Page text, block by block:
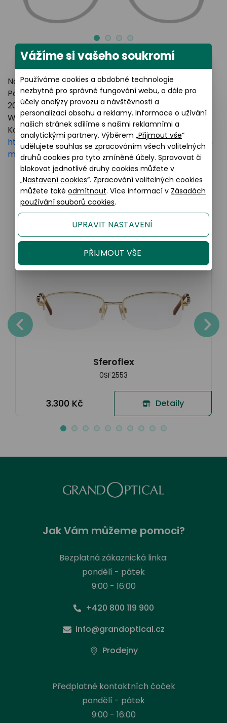
Název výrobce: LUXOTTICA GROUP
Poštovní adresa: Piazzale Luigi Cadorna 3 Milano,
20123 Italy
Webové stránky:https://www.essilorluxottica.com
Kontakt:
https://www.essilorluxottica.com/en/brands/custo
mer-care
Podobné produkty
Sleva 20% na kompletní brýle
Sferoflex
0SF2553
3.300 Kč Detaily
Jak Vám můžeme pomoci?
Bezplatná zákaznická linka:
pondělí - pátek
9:00 - 16:00
+420 800 119 900
info@grandoptical.cz
Prodejny
Předplatné kontaktních čoček
pondělí - pátek
9:00 - 16:00
Vážíme si vašeho soukromí
Používáme cookies a obdobné technologie
nezbytné pro správné fungování webu, a dále pro
účely analýzy provozu a návštěvnosti a
personalizaci obsahu a reklamy. Informace o užívání
našich stránek sdílíme s našimi reklamními a
analytickými partnery. Výběrem „Přijmout vše“
udělujete souhlas se zpracováním všech volitelných
druhů cookies pro tyto zmíněné účely. Spravovat či
blokovat jednotlivé druhy cookies můžete v
„Nastavení cookies“. Zpracování volitelných cookies
můžete také odmítnout. Více informací v Zásadách
používání souborů cookies.
UPRAVIT NASTAVENÍ
PŘIJMOUT VŠE